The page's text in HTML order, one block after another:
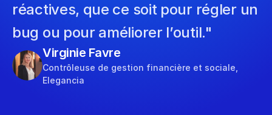
réactives, que ce soit pour régler un
bug ou pour améliorer l’outil."
Virginie Favre
Contrôleuse de gestion financière et sociale,
Elegancia